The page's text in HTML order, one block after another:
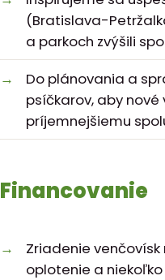
(Bratislava-
a parkoch zvýšili
Do plánovania a
psíčkarov, aby
príjemnejšiemu
Financovanie
Zriadenie
oplotenie a